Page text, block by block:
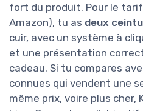
fort du produit. Pour le
Amazon), tu as deux
cuir, avec un système à
et une présentation
cadeau. Si tu compares
connues qui vendent une
même prix, voire plus cher,